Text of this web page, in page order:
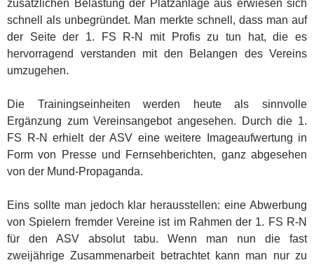
zusätzlichen Belastung der Platzanlage aus erwiesen sich
schnell als unbegründet. Man merkte schnell, dass man auf
der Seite der 1. FS R-N mit Profis zu tun hat, die es
hervorragend verstanden mit den Belangen des Vereins
umzugehen.
Die Trainingseinheiten werden heute als sinnvolle
Ergänzung zum Vereinsangebot angesehen. Durch die 1.
FS R-N erhielt der ASV eine weitere Imageaufwertung in
Form von Presse und Fernsehberichten, ganz abgesehen
von der Mund-Propaganda.
Eins sollte man jedoch klar herausstellen: eine Abwerbung
von Spielern fremder Vereine ist im Rahmen der 1. FS R-N
für den ASV absolut tabu. Wenn man nun die fast
zweijährige Zusammenarbeit betrachtet kann man nur zu